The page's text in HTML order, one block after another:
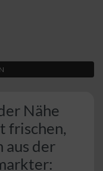
Nähe
frischen,
aus der